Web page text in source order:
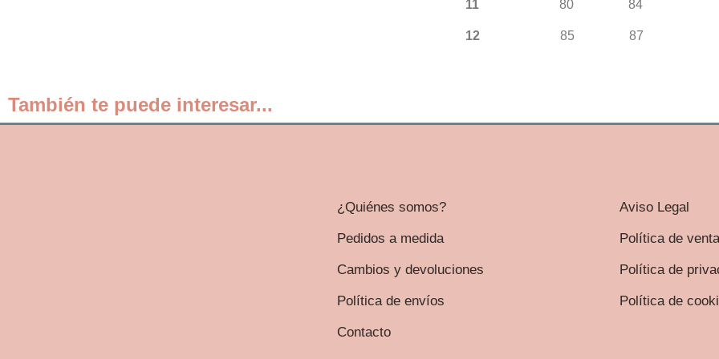
11 80 84
12 85 87
También te puede interesar...
¿Quiénes somos?
Pedidos a medida
Cambios y devoluciones
Política de envíos
Contacto
Aviso Legal
Política de venta
Política de
Política de